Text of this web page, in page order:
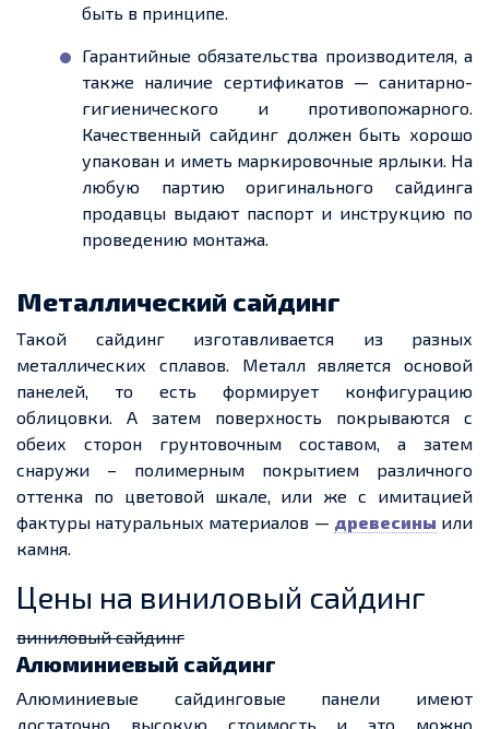
быть в принципе.
Гарантийные обязательства производителя, а
также наличие сертификатов — санитарно-
гигиенического и противопожарного.
Качественный сайдинг должен быть хорошо
упакован и иметь маркировочные ярлыки. На
любую партию оригинального сайдинга
продавцы выдают паспорт и инструкцию по
проведению монтажа.
Металлический сайдинг
Такой сайдинг изготавливается из разных
металлических сплавов. Металл является основой
панелей, то есть формирует конфигурацию
облицовки. А затем поверхность покрываются с
обеих сторон грунтовочным составом, а затем
снаружи – полимерным покрытием различного
оттенка по цветовой шкале, или же с имитацией
фактуры натуральных материалов — древесины или
камня.
Цены на виниловый сайдинг
виниловый сайдинг
Алюминиевый сайдинг
Алюминиевые сайдинговые панели имеют
достаточно высокую стоимость и это можно